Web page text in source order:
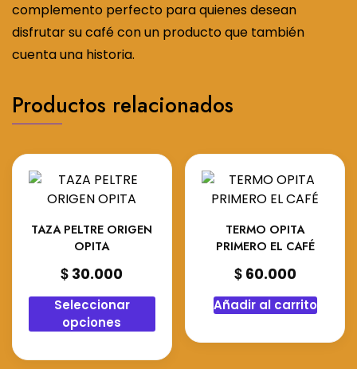
complemento perfecto para quienes desean
disfrutar su café con un producto que también
cuenta una historia.
Productos relacionados
TAZA PELTRE ORIGEN
OPITA
$ 30.000
Seleccionar
opciones
Este
tiene
múltiples
TERMO OPITA
PRIMERO EL CAFÉ
$60.000
Añadir al carrito